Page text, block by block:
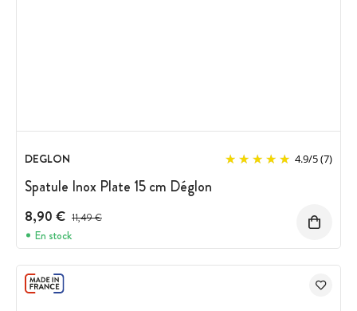
DEGLON 4.9/5(7)
Spatule Inox Plate 15 cm Déglon
8,90 € Prix avant réduction :
11,49 €
En stock